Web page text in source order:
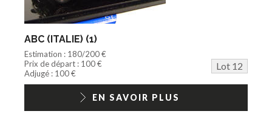
ABC (ITALIE) (1)
Estimation : 180/200 €
Prix de départ : 100 €
Lot 12
Adjugé : 100 €
EN SAVOIR PLUS